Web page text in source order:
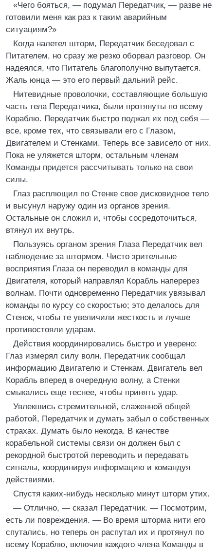
«Чего бояться, — подумал Передатчик, — разве не
готовили меня как раз к таким аварийным
ситуациям?»
Когда налетел шторм, Передатчик беседовал с
Питателем, но сразу же резко оборвал разговор. Он
надеялся, что Питатель благополучно выпутается.
Жаль юнца — это его первый дальний рейс.
Нитевидные проволочки, составляющие большую
часть тела Передатчика, были протянуты по всему
Кораблю. Передатчик быстро поджал их под себя —
все, кроме тех, что связывали его с Глазом,
Двигателем и Стенками. Теперь все зависело от них.
Пока не уляжется шторм, остальным членам
Команды придется рассчитывать только на свои
силы.
Глаз расплющил по Стенке свое дисковидное тело
и высунул наружу один из органов зрения.
Остальные он сложил и, чтобы сосредоточиться,
втянул их внутрь.
Пользуясь органом зрения Глаза Передатчик вел
наблюдение за штормом. Чисто зрительные
восприятия Глаза он переводил в команды для
Двигателя, который направлял Корабль наперерез
волнам. Почти одновременно Передатчик увязывал
команды по курсу со скоростью; это делалось для
Стенок, чтобы те увеличили жесткость и лучше
противостояли ударам.
Действия координировались быстро и уверено:
Глаз измерял силу волн. Передатчик сообщал
информацию Двигателю и Стенкам. Двигатель вел
Корабль вперед в очередную волну, а Стенки
смыкались еще теснее, чтобы принять удар.
Увлекшись стремительной, слаженной общей
работой, Передатчик и думать забыл о собственных
страхах. Думать было некогда. В качестве
корабельной системы связи он должен был с
рекордной быстротой переводить и передавать
сигналы, координируя информацию и командуя
действиями.
Спустя каких-нибудь несколько минут шторм утих.
— Отлично, — сказал Передатчик. — Посмотрим,
есть ли повреждения. — Во время шторма нити его
спутались, но теперь он распутал их и протянул по
всему Кораблю, включив каждого члена Команды в